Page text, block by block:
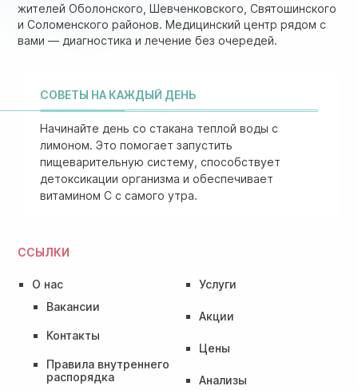
ССЫЛКИ
О нас
Вакансии
Контакты
Правила внутреннего
распорядка
Услуги
Акции
Цены
Анализы
жителей Оболонского, Шевченковского, Святошинского
и Соломенского районов. Медицинский центр рядом с
вами — диагностика и лечение без очередей.
СОВЕТЫ НА КАЖДЫЙ ДЕНЬ
Начинайте день со стакана теплой воды с
лимоном. Это помогает запустить
пищеварительную систему, способствует
детоксикации организма и обеспечивает
витамином C с самого утра.